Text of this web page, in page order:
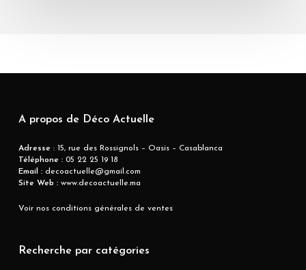
A propos de Déco Actuelle
Adresse : 15, rue des Rossignols – Oasis – Casablanca
Téléphone :05 22 25 19 18
Email :decoactuelle@gmail.com
Site Web :www.decoactuelle.ma
Voir nos conditions générales de ventes
Recherche par catégories